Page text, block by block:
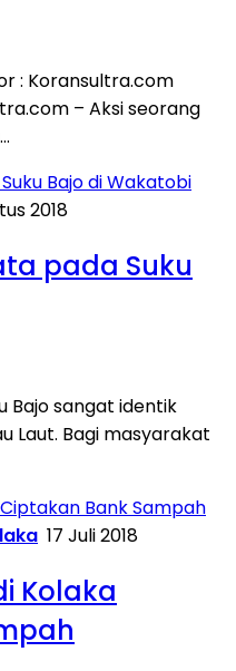
: Koransultra.com
– Aksi seorang
2018
pada Suku
Bajo sangat identik
Laut. Bagi masyarakat
17 Juli 2018
Kolaka